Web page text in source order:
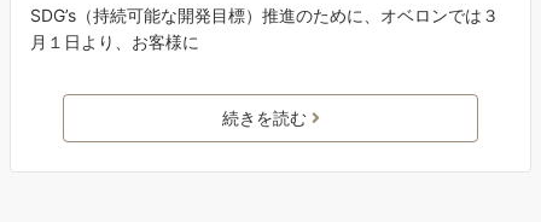
SDG’s（持続可能な開発目標）推進のために、オベロンでは３
月１日より、お客様に
続きを読む